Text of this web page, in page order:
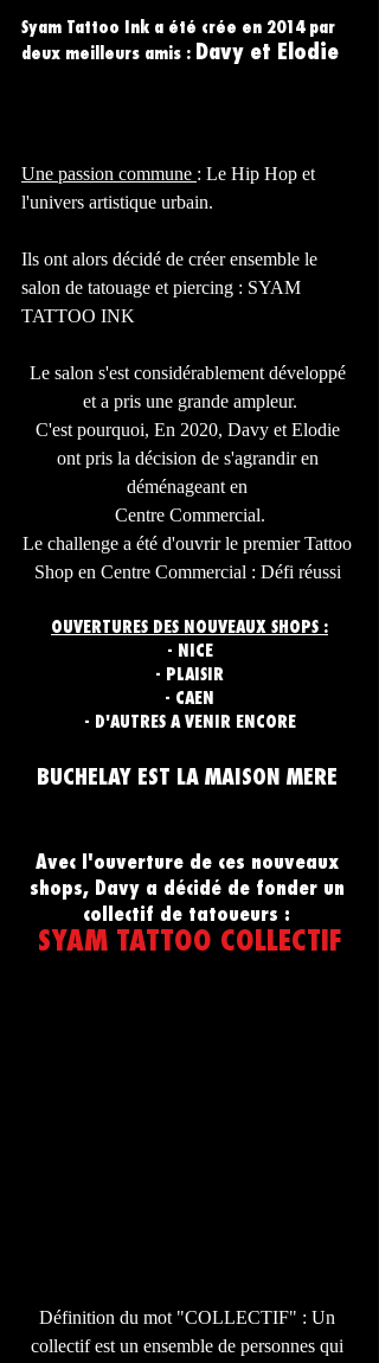
Syam Tattoo Ink a été crée en 2014 par
deux meilleurs amis : Davy et Elodie
Une passion commune : Le Hip Hop et
l'univers artistique urbain.
Ils ont alors décidé de créer ensemble le
salon de tatouage et piercing : SYAM
TATTOO INK
Le salon s'est considérablement développé
et a pris une grande ampleur.
C'est pourquoi, En 2020, Davy et Elodie
ont pris la décision de s'agrandir en
déménageant en
Centre Commercial.
Le challenge a été d'ouvrir le premier Tattoo
Shop en Centre Commercial : Défi réussi
OUVERTURES DES NOUVEAUX SHOPS :
- NICE
- PLAISIR
- CAEN
- D'AUTRES A VENIR ENCORE
BUCHELAY EST LA MAISON MERE
Avec l'ouverture de ces nouveaux
shops, Davy a décidé de fonder un
collectif de tatoueurs :
SYAM TATTOO COLLECTIF
Définition du mot "COLLECTIF" : Un
collectif est un ensemble de personnes qui